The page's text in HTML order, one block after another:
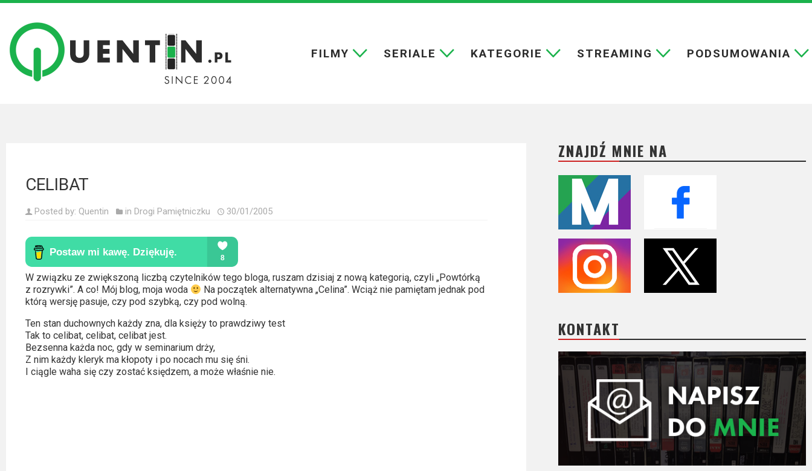
Filmy
Wszystkie
Seriale
Wszystkie
seriali
Kategorie
Bollywood
&
s-
ka
Filmy
FILMY SERIALE KATEGORIE STREAMING PODSUMOWANIA
CELIBAT
Posted by: Quentin in Drogi Pamiętniczku 30/01/2005
W związku ze zwiększoną liczbą czytelników tego bloga, ruszam dzisiaj z nową kategorią, czyli „Powtórką
z rozrywki”. A co! Mój blog, moja woda
Na początek alternatywna „Celina”. Wciąż nie pamiętam jednak pod
którą wersję pasuje, czy pod szybką, czy pod wolną.
Ten stan duchownych każdy zna, dla księży to prawdziwy test
Tak to celibat, celibat, celibat jest.
Bezsenna każda noc, gdy w seminarium drży,
Z nim każdy kleryk ma kłopoty i po nocach mu się śni.
I ciągle waha się czy zostać księdzem, a może właśnie nie.
ZNAJDŹ MNIE NA
KONTAKT